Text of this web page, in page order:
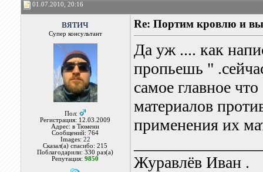
01.07.2010, 20:16
вятич
Супер консультант
Пол:
Регистрация: 12.03.2009
Адрес: в Тюмени
Сообщений: 764
Images: 22
Сказал(а) спасибо: 215
Поблагодарили: 330 раз(а)
Репутация:9850
Re: Портим кровлю и
Да уж .... как
пропьешь "
самое главное
материалов
применения их
Журавлёв Иван .